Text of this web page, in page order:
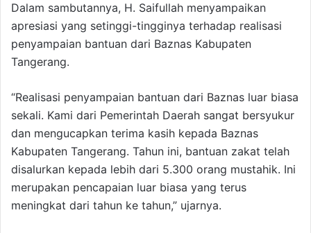
Dalam sambutannya, H. Saifullah menyampaikan
apresiasi yang setinggi-tingginya terhadap realisasi
penyampaian bantuan dari Baznas Kabupaten
Tangerang.
“Realisasi penyampaian bantuan dari Baznas luar biasa
sekali. Kami dari Pemerintah Daerah sangat bersyukur
dan mengucapkan terima kasih kepada Baznas
Kabupaten Tangerang. Tahun ini, bantuan zakat telah
disalurkan kepada lebih dari 5.300 orang mustahik. Ini
merupakan pencapaian luar biasa yang terus
meningkat dari tahun ke tahun,” ujarnya.